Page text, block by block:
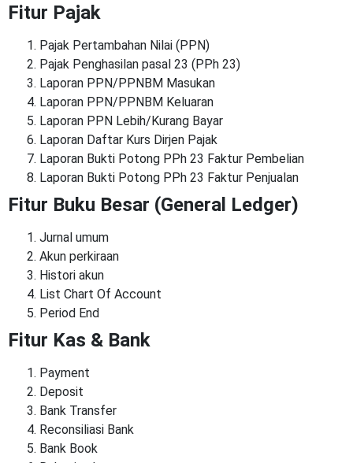
Fitur Pajak
Pajak Pertambahan Nilai (PPN)
Pajak Penghasilan pasal 23 (PPh 23)
Laporan PPN/PPNBM Masukan
Laporan PPN/PPNBM Keluaran
Laporan PPN Lebih/Kurang Bayar
Laporan Daftar Kurs Dirjen Pajak
Laporan Bukti Potong PPh 23 Faktur Pembelian
Laporan Bukti Potong PPh 23 Faktur Penjualan
Fitur Buku Besar (General Ledger)
Jurnal umum
Akun perkiraan
Histori akun
List Chart Of Account
Period End
Fitur Kas & Bank
Payment
Deposit
Bank Transfer
Reconsiliasi Bank
Bank Book